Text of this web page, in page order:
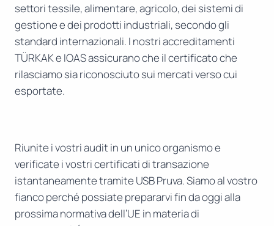
settori tessile, alimentare, agricolo, dei sistemi di
gestione e dei prodotti industriali, secondo gli
standard internazionali. I nostri accreditamenti
TÜRKAK e IOAS assicurano che il certificato che
rilasciamo sia riconosciuto sui mercati verso cui
esportate.
Riunite i vostri audit in un unico organismo e
verificate i vostri certificati di transazione
istantaneamente tramite USB Pruva. Siamo al vostro
fianco perché possiate prepararvi fin da oggi alla
prossima normativa dell’UE in materia di